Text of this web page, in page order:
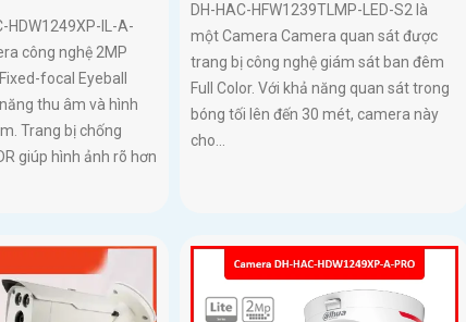
HDW1249XP-IL-A-
công nghệ 2MP
focal Eyeball
thu âm và hình
Trang bị chống
giúp hình ảnh rõ hơn
DH-HAC-HFW1239TLMP-LED-S2 là
một Camera Camera quan sát được
trang bị công nghệ giám sát ban đêm
Full Color. Với khả năng quan sát trong
bóng tối lên đến 30 mét, camera này
cho...